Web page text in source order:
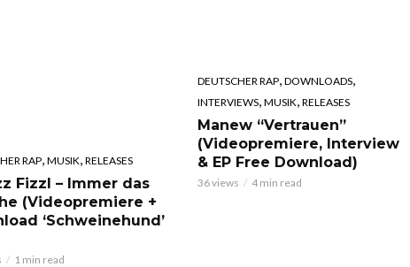
RAP, MUSIK, RELEASES
Fizzl – Immer das
(Videopremiere +
‘Schweinehund’
1 min read
DEUTSCHER RAP, DOWNLOADS,
INTERVIEWS, MUSIK, RELEASES
Manew “Vertrauen”
(Videopremiere, Interview
& EP Free Download)
36 views 4 min read